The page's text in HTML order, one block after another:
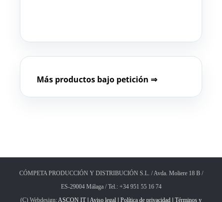
Más productos bajo petición ⇒
CÓMPETA PRODUCCIÓN Y DISTRIBUCIÓN S.L. / Avda. Moliere 18 B /
ES-29004 Málaga / Tel.: +34 951 55 16 74
(C) Webdesign:ASCON IT Aviso legal Política de privacidad Términos y